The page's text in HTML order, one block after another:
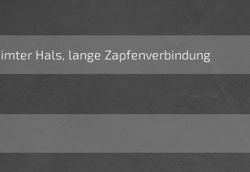
Hals, lange Zapfenverbindung